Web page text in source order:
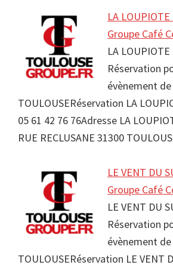
LA
Groupe Café
LA
Réservation
évènement
TOULOUSERéservation LA
05 61 42 76 76Adresse LA
RUE RECLUSANE 31300
LE VENT DU
Groupe Café
LE VENT DU
Réservation
évènement
TOULOUSERéservation LE VENT